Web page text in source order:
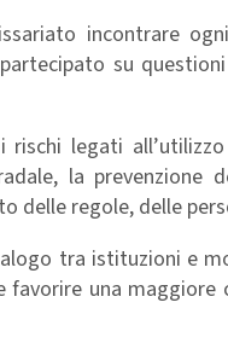
incontrare
su
legati
la prevenzione
delle regole, delle
tra istituzioni e
una